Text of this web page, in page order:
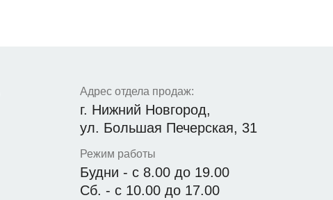
Адрес отдела продаж:
г. Нижний Новгород,
ул. Большая Печерская, 31
Режим работы
Будни - с 8.00 до 19.00
Сб. - с 10.00 до 17.00